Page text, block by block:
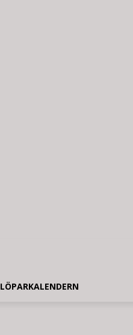
LÖPARKALENDERN